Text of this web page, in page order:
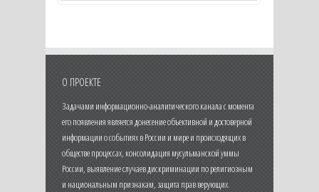
О ПРОЕКТЕ
Задачами информационно-аналитического канала с момента
его появления является донесение объективной и достоверной
информации о событиях в России и мире и происходящих в
обществе процессах, консолидация мусульманской уммы
России, выявление случаев дискриминации по религиозным
и национальным признакам, защита прав верующих.